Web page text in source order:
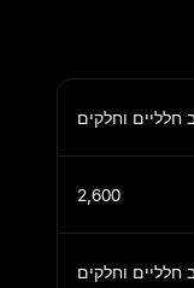
חלליים וחלקים
2,600
חלליים וחלקים